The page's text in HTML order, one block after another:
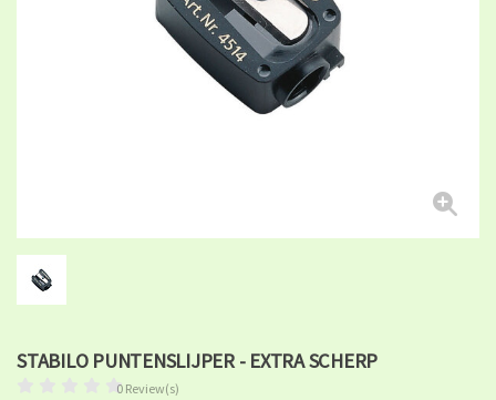
STABILO PUNTENSLIJPER - EXTRA SCHERP
0 Review(s)